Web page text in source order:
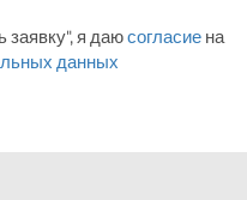
заявку", я даюсогласие на
данных